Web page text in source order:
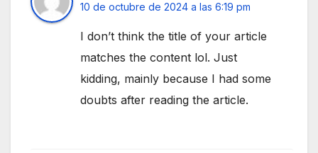
10 de octubre de 2024 a las 6:19 pm
I don’t think the title of your article
matches the content lol. Just
kidding, mainly because I had some
doubts after reading the article.